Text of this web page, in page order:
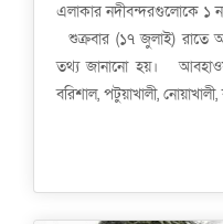
এলাকার নদীবন্দরগুলোকে ১
শুক্রবার (১৭ জুলাই) রাতে
তথ্য জানানো হয়।
বরিশাল, পটুয়াখালী, নোয়াখালী,